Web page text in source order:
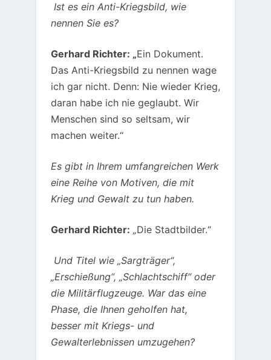
Ist es ein Anti-Kriegsbild, wie
nennen Sie es?
Gerhard Richter: „Ein Dokument.
Das Anti-Kriegsbild zu nennen wage
ich gar nicht. Denn: Nie wieder Krieg,
daran habe ich nie geglaubt. Wir
Menschen sind so seltsam, wir
machen weiter.“
Es gibt in Ihrem umfangreichen Werk
eine Reihe von Motiven, die mit
Krieg und Gewalt zu tun haben.
Gerhard Richter: „Die Stadtbilder.“
Und Titel wie „Sargträger“,
„Erschießung“, „Schlachtschiff“ oder
die Militärflugzeuge. War das eine
Phase, die Ihnen geholfen hat,
besser mit Kriegs- und
Gewalterlebnissen umzugehen?